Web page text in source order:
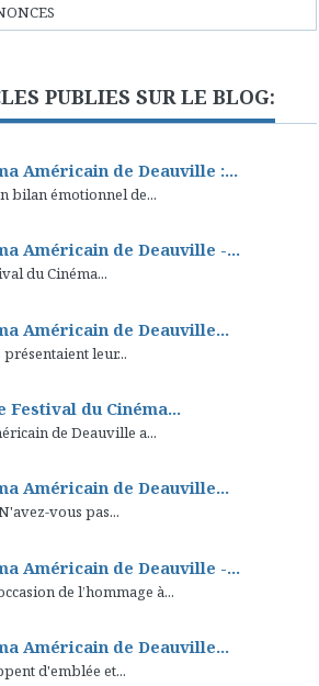
PUBLIES SUR LE BLOG:
Américain de Deauville :...
bilan émotionnel de...
Américain de Deauville -...
du Cinéma...
Américain de Deauville...
présentaient leur...
Festival du Cinéma...
de Deauville a...
Américain de Deauville...
vous pas...
Américain de Deauville -...
de l’hommage à...
Américain de Deauville...
d'emblée et...